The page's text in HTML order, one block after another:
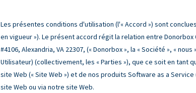
Les présentes conditions d'utilisation (l'« Accord ») sont
en vigueur »). Le présent accord régit la relation entre
#4106, Alexandria, VA 22307, (« Donorbox », la « Société », «
Utilisateur) (collectivement, les « Parties »), que ce soit en
site Web (« Site Web ») et de nos produits Software as a
site Web ou via notre site Web.